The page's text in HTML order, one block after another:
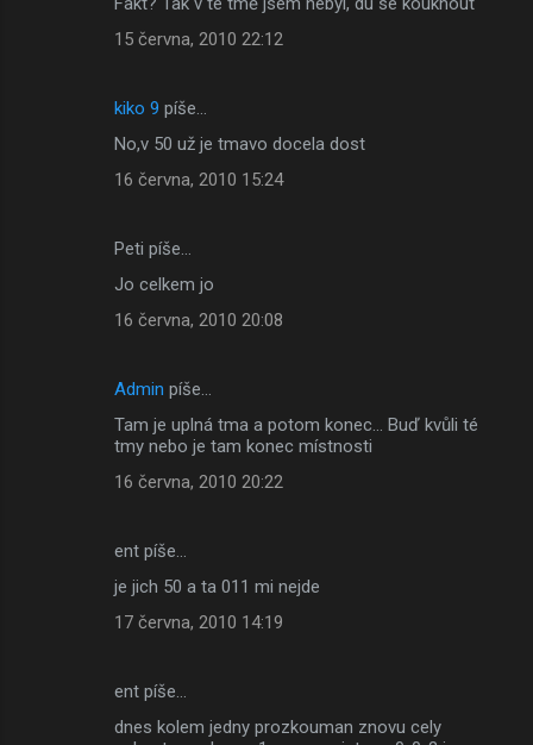
15 června, 2010 22:12
kiko 9 píše…
No,v 50 už je tmavo docela dost
16 června, 2010 15:24
Peti píše…
Jo celkem jo
16 června, 2010 20:08
Admin píše…
Tam je uplná tma a potom konec... Buď kvůli té
tmy nebo je tam konec místnosti
16 června, 2010 20:22
ent píše…
je jich 50 a ta 011 mi nejde
17 června, 2010 14:19
ent píše…
dnes kolem jedny prozkouman znovu cely